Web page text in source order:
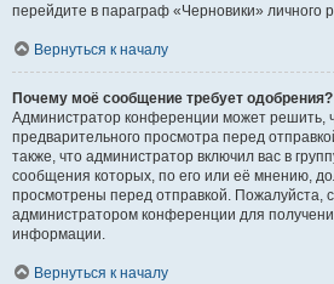
перейдите в параграф «Черновики» личного
Вернуться к началу
Почему моё сообщение требует одобрения?
Администратор конференции может решить,
предварительного просмотра перед
также, что администратор включил вас в
сообщения которых, по его или её мнению,
просмотрены перед отправкой. Пожалуйста,
администратором конференции для
информации.
Вернуться к началу